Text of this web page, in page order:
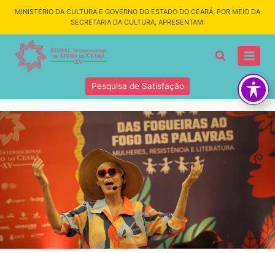
MINISTÉRIO DA CULTURA E GOVERNO DO ESTADO DO CEARÁ, POR MEIO DA
SECRETARIA DA CULTURA, APRESENTAM:
Pesquisa de Satisfação